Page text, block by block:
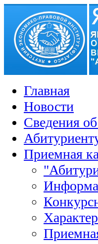
Главная
Новости
Сведения
Приемная